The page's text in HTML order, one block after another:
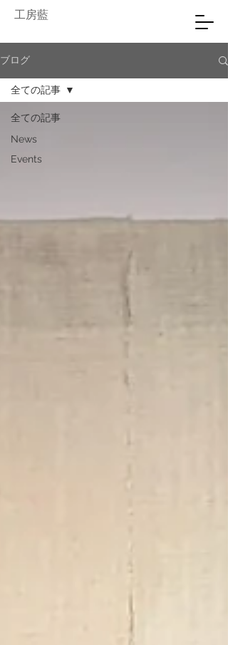
工房藍
ブログ
全ての記事
News
Events
全ての記事